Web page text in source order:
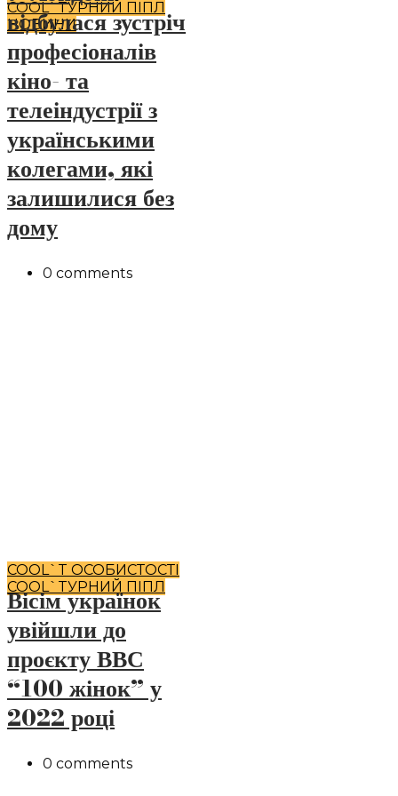
COOL`TУРНИЙ ПІПЛ
НОВИНИ
відбулася зустріч
професіоналів
кіно- та
телеіндустрії з
українськими
колегами, які
залишилися без
дому
0 comments
COOL`T ОСОБИСТОСТІ
COOL`TУРНИЙ ПІПЛ
Вісім українок
увійшли до
проєкту ВВС
“100 жінок” у
2022 році
0 comments